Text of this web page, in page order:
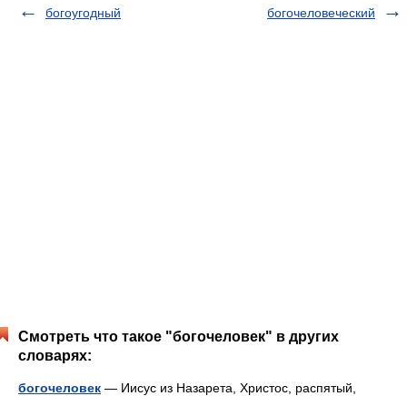
богоугодный богочеловеческий
Смотреть что такое "богочеловек" в других
словарях:
богочеловек — Иисус из Назарета, Христос, распятый,